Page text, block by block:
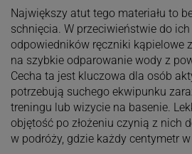
Największy atut tego materiału to
schnięcia. W przeciwieństwie do ich
odpowiedników ręczniki kąpielowe
na szybkie odparowanie wody z
Cecha ta jest kluczowa dla osób
potrzebują suchego ekwipunku
treningu lub wizycie na basenie.
objętość po złożeniu czynią z nich
w podróży, gdzie każdy centymetr